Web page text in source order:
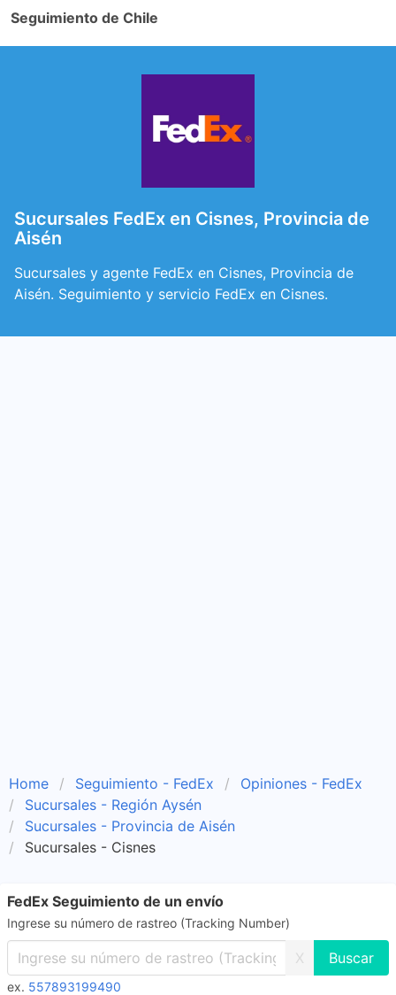
Seguimiento de Chile
Sucursales FedEx en Cisnes, Provincia de
Aisén
Sucursales y agente FedEx en Cisnes, Provincia de
Aisén. Seguimiento y servicio FedEx en Cisnes.
Home Seguimiento - FedEx
Opiniones - FedEx
Sucursales - Región Aysén
Sucursales - Provincia de Aisén
Sucursales - Cisnes
FedEx Seguimiento de un envío
Ingrese su número de rastreo (Tracking Number)
X
ex. 557893199490